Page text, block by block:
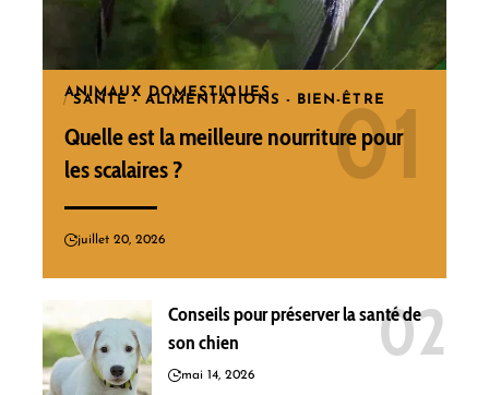
ANIMAUX DOMESTIQUES
SANTÉ - ALIMENTATIONS - BIEN-ÊTRE
Quelle est la meilleure nourriture pour
les scalaires ?
juillet 20, 2026
Conseils pour préserver la santé de
son chien
mai 14, 2026